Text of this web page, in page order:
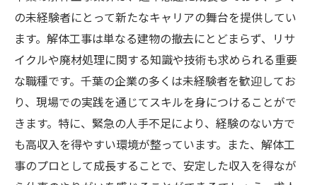
の未経験者にとって新たなキャリアの舞台を提供してい
ます。解体工事は単なる建物の撤去にとどまらず、リサ
イクルや廃材処理に関する知識や技術も求められる重要
な職種です。千葉の企業の多くは未経験者を歓迎してお
り、現場での実践を通じてスキルを身につけることがで
きます。特に、緊急の人手不足により、経験のない方で
も高収入を得やすい環境が整っています。また、解体工
事のプロとして成長することで、安定した収入を得なが